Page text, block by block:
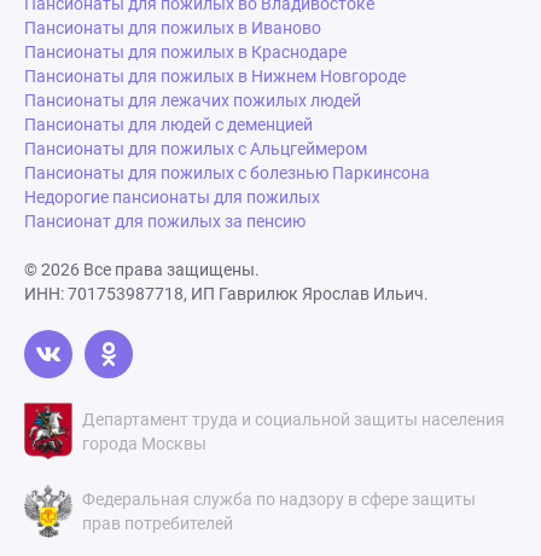
Пансионаты для пожилых во Владивостоке
Пансионаты для пожилых в Иваново
Пансионаты для пожилых в Краснодаре
Пансионаты для пожилых в Нижнем Новгороде
Пансионаты для лежачих пожилых людей
Пансионаты для людей с деменцией
Пансионаты для пожилых с Альцгеймером
Пансионаты для пожилых с болезнью Паркинсона
Недорогие пансионаты для пожилых
Пансионат для пожилых за пенсию
© 2026 Все права защищены.
ИНН: 701753987718, ИП Гаврилюк Ярослав Ильич.
Департамент труда и социальной защиты населения
города Москвы
Федеральная служба по надзору в сфере защиты
прав потребителей